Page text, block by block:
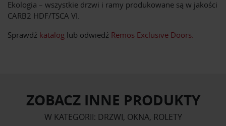
Ekologia – wszystkie drzwi i ramy produkowane są w jakości
CARB2 HDF/TSCA VI.
Sprawdź katalog lub odwiedź Remos Exclusive Doors.
ZOBACZ INNE PRODUKTY
W KATEGORII: DRZWI, OKNA, ROLETY